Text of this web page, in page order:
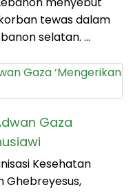
tewas dalam
selatan. …
Gaza
Kesehatan
Ghebreyesus,